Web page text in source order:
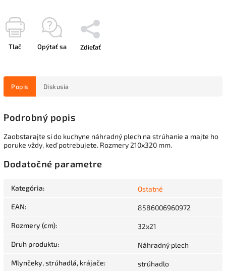
Tlač Opýtať sa Zdieľať
Popis Diskusia
Podrobný popis
Zaobstarajte si do kuchyne náhradný plech na strúhanie a majte ho
poruke vždy, keď potrebujete. Rozmery 210x320 mm.
Dodatočné parametre
Kategória: Ostatné
EAN: 8586006960972
Rozmery (cm): 32x21
Druh produktu: Náhradný plech
Mlynčeky, strúhadlá, krájače: strúhadlo